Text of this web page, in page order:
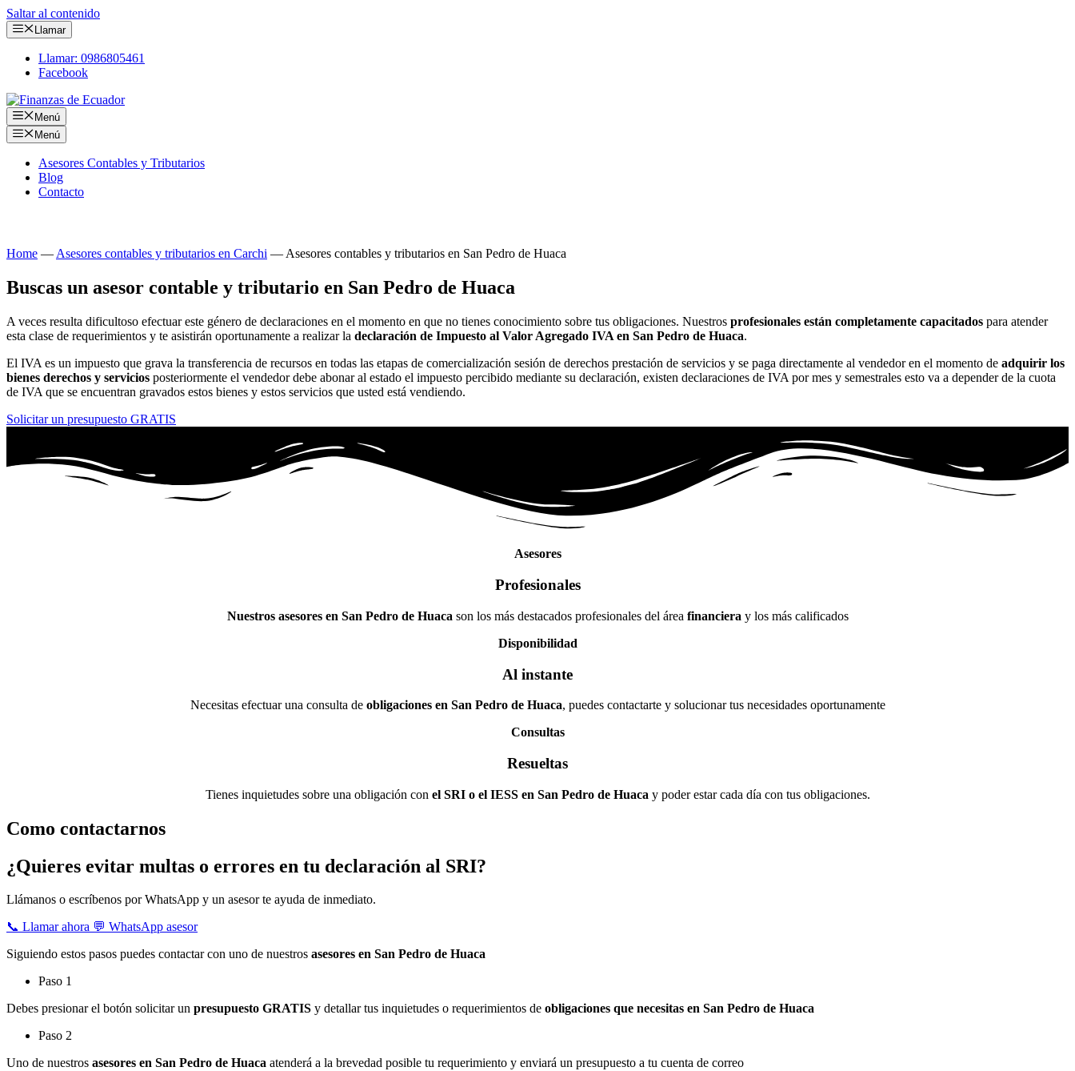
Saltar al contenido
Llamar
Llamar: 0986805461
Facebook
Menú
Menú
Asesores Contables y Tributarios
Blog
Contacto
Home —Asesores contables y tributarios en Carchi —Asesores contables y tributarios en San Pedro de Huaca
Buscas un asesor contable y tributario en San Pedro de Huaca
A veces resulta dificultoso efectuar este género de declaraciones en el momento en que no tienes conocimiento sobre tus obligaciones. Nuestros profesionales están completamente capacitados para atender
esta clase de requerimientos y te asistirán oportunamente a realizar la declaración de Impuesto al Valor Agregado IVA en San Pedro de Huaca.
El IVA es un impuesto que grava la transferencia de recursos en todas las etapas de comercialización sesión de derechos prestación de servicios y se paga directamente al vendedor en el momento de adquirir los
bienes derechos y servicios posteriormente el vendedor debe abonar al estado el impuesto percibido mediante su declaración, existen declaraciones de IVA por mes y semestrales esto va a depender de la cuota
de IVA que se encuentran gravados estos bienes y estos servicios que usted está vendiendo.
Solicitar un presupuesto GRATIS
Asesores
Profesionales
Nuestros asesores en San Pedro de Huaca son los más destacados profesionales del área financiera y los más calificados
Disponibilidad
Al instante
Necesitas efectuar una consulta de obligaciones en San Pedro de Huaca, puedes contactarte y solucionar tus necesidades oportunamente
Consultas
Resueltas
Tienes inquietudes sobre una obligación con el SRI o el IESS en San Pedro de Huaca y poder estar cada día con tus obligaciones.
Como contactarnos
¿Quieres evitar multas o errores en tu declaración al SRI?
Llámanos o escríbenos por WhatsApp y un asesor te ayuda de inmediato.
📞 Llamar ahora 💬 WhatsApp asesor
Siguiendo estos pasos puedes contactar con uno de nuestros asesores en San Pedro de Huaca
Paso 1
Debes presionar el botón solicitar un presupuesto GRATIS y detallar tus inquietudes o requerimientos de obligaciones que necesitas en San Pedro de Huaca
Paso 2
Uno de nuestros asesores en San Pedro de Huaca atenderá a la brevedad posible tu requerimiento y enviará un presupuesto a tu cuenta de correo